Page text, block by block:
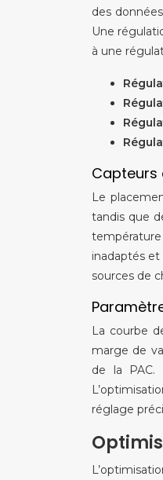
des
Une
à une
Capteurs
Le
tandis que
inadaptés et
sources de
La courbe
marge de
de la PAC.
réglage